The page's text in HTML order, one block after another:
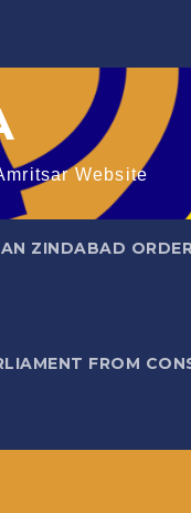
Website
ZINDABAD
FROM